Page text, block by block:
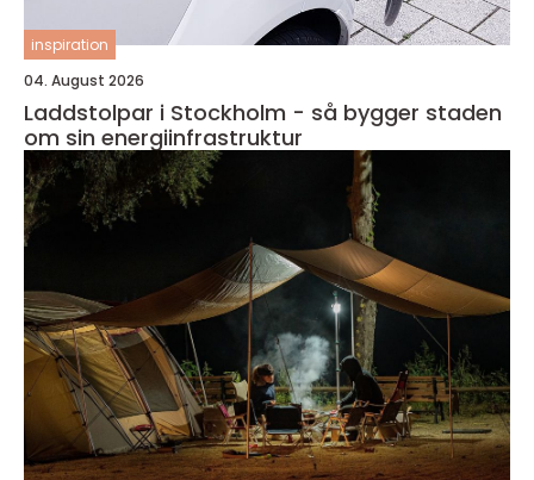
inspiration
04. August 2026
Laddstolpar i Stockholm - så bygger staden
om sin energiinfrastruktur